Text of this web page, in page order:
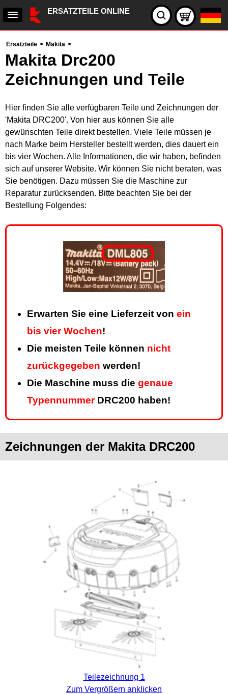
ERSATZTEILE ONLINE
Ersatzteile > Makita >
Makita Drc200
Zeichnungen und Teile
Hier finden Sie alle verfügbaren Teile und Zeichnungen der
'Makita DRC200'. Von hier aus können Sie alle
gewünschten Teile direkt bestellen. Viele Teile müssen je
nach Marke beim Hersteller bestellt werden, dies dauert ein
bis vier Wochen. Alle Informationen, die wir haben, befinden
sich auf unserer Website. Wir können Sie nicht beraten, was
Sie benötigen. Dazu müssen Sie die Maschine zur
Reparatur zurücksenden. Bitte beachten Sie bei der
Bestellung Folgendes:
Erwarten Sie eine Lieferzeit von ein
bis vier Wochen!
Die meisten Teile können nicht
zurückgegeben werden!
Die Maschine muss die genaue
TypennummerDRC200 haben!
Zeichnungen der Makita DRC200
Teilezeichnung 1
Zum Vergrößern anklicken